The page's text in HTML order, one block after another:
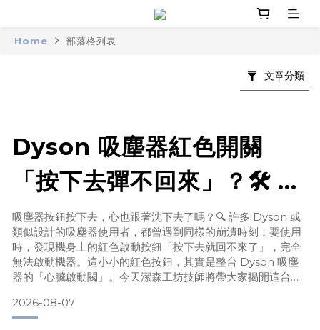
Home 部落格列表
文章分類
Dyson 吸塵器紅色開關
「按下去彈不回來」？🛠️ 潔
森工坊「加強版」零件與全
機健檢，徹底解決故障危
機！
吸塵器按鈕按下去，心也跟著沈下去了嗎？🔍 許多 Dyson 或
類似設計的吸塵器使用者，都曾遇到同樣的崩潰時刻：要使用
時，發現機身上的紅色啟動按鈕「按下去就回不來了」，完全
無法啟動機器。這小小的紅色按鈕，其實是整台 Dyson 吸塵
器的「心臟啟動閥」。今天潔森工坊技師將帶大家揭開這台吸
FAQ：技師為您解答Q1：紅色啟動開關按下去不會回彈，這是
壞了嗎？A：是的！若開關無法反彈，是典型的「啟動開關疲
2026-08-07